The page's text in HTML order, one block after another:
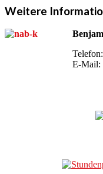
Weitere
E-Mail: